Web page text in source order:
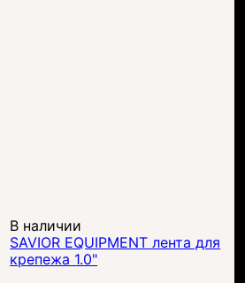
В наличии
SAVIOR EQUIPMENT лента для
крепежа 1.0"